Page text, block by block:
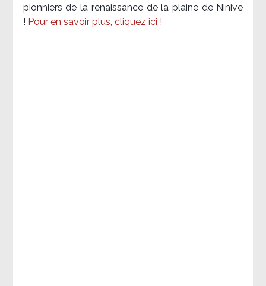
pionniers de la renaissance de la plaine de Ninive
! Pour en savoir plus, cliquez ici !